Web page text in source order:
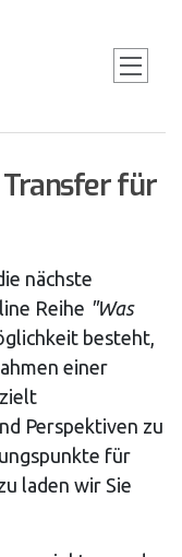
für
nächste
Reihe "Was
besteht,
einer
Perspektiven zu
für
laden wir Sie